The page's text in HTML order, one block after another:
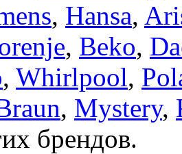
, Hansa,
, Beko,
, Whirlpool,
, Mystery,
брендов.